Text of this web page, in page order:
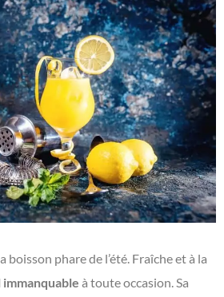
boisson phare de l’été. Fraîche et à la
à toute occasion. Sa